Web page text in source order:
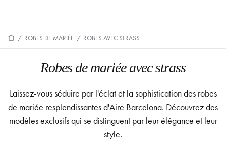
/ ROBES DE MARIÉE / ROBES AVEC STRASS
Robes de mariée avec strass
Laissez-vous séduire par l'éclat et la sophistication des robes
de mariée resplendissantes d'Aire Barcelona. Découvrez des
modèles exclusifs qui se distinguent par leur élégance et leur
style.